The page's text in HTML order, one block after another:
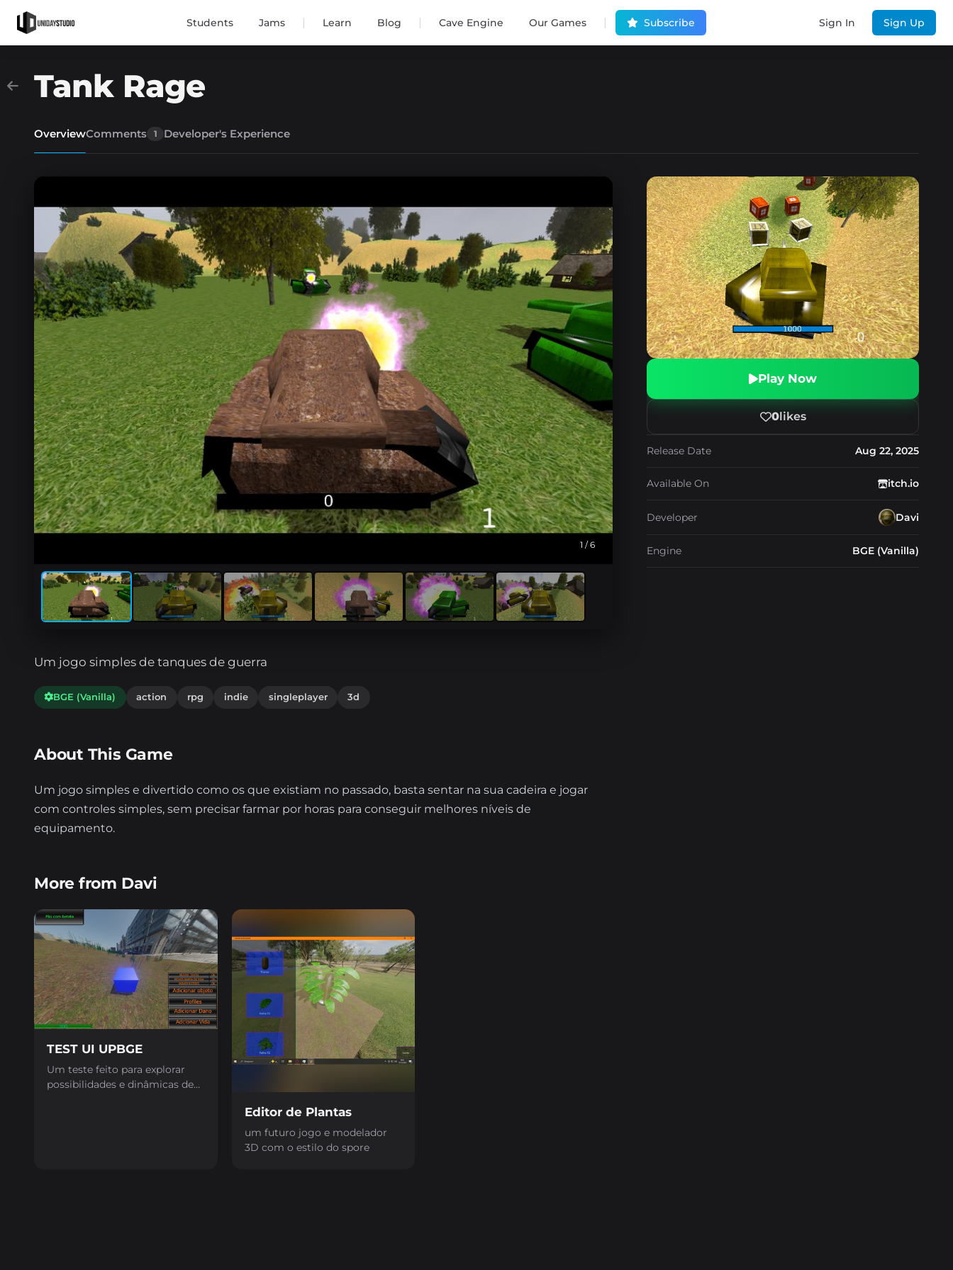
Students Jams | Learn Blog | Cave Engine Our Games | Subscribe Sign In Sign Up
Tank Rage
OverviewComments 1 Developer's Experience
Play Now
0likes
Release Date Aug 22, 2025
Available On itch.io
Developer Davi
Engine BGE (Vanilla)
1 / 6
Um jogo simples de tanques de guerra
BGE (Vanilla) action rpg indie singleplayer 3d
About This Game
Um jogo simples e divertido como os que existiam no passado, basta sentar na sua cadeira e jogar
com controles simples, sem precisar farmar por horas para conseguir melhores níveis de
equipamento.
More from Davi
TEST UI UPBGE
Um teste feito para explorar
possibilidades e dinâmicas de
Editor de Plantas
um futuro jogo e modelador
3D com o estilo do spore